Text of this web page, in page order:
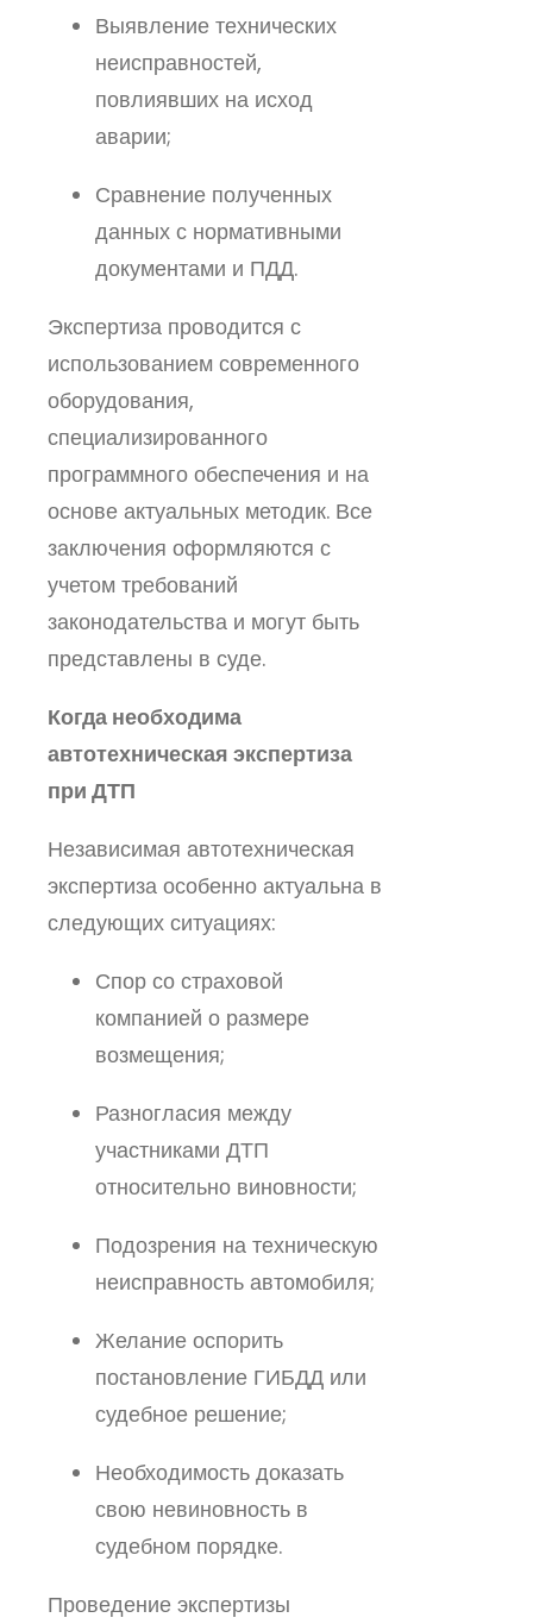
Выявление технических
неисправностей,
повлиявших на исход
аварии;
Сравнение полученных
данных с нормативными
документами и ПДД.
Экспертиза проводится с
использованием современного
оборудования,
специализированного
программного обеспечения и на
основе актуальных методик. Все
заключения оформляются с
учетом требований
законодательства и могут быть
представлены в суде.
Когда необходима
автотехническая экспертиза
при ДТП
Независимая автотехническая
экспертиза особенно актуальна в
следующих ситуациях:
Спор со страховой
компанией о размере
возмещения;
Разногласия между
участниками ДТП
относительно виновности;
Подозрения на техническую
неисправность автомобиля;
Желание оспорить
постановление ГИБДД или
судебное решение;
Необходимость доказать
свою невиновность в
судебном порядке.
Проведение экспертизы